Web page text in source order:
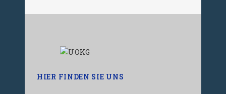
HIER FINDEN SIE UNS